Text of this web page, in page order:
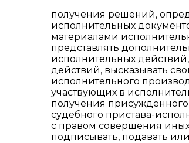
получения решений,
исполнительных
материалами
представлять
исполнительных
действий, высказывать
исполнительного
участвующих в
получения
судебного пристава-
с правом совершения
подписывать, подавать